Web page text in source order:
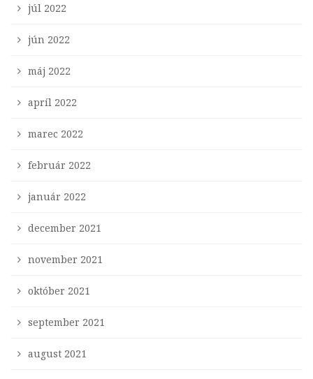
júl 2022
jún 2022
máj 2022
apríl 2022
marec 2022
február 2022
január 2022
december 2021
november 2021
október 2021
september 2021
august 2021